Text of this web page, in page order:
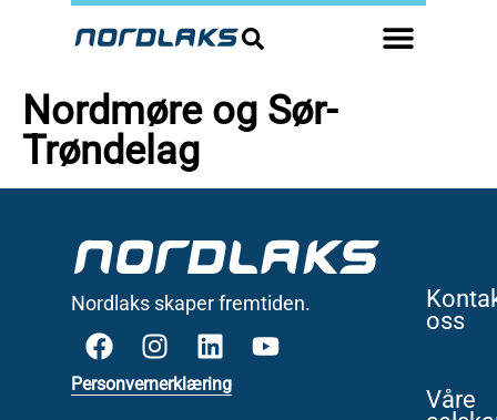
Nordmøre og Sør-
Trøndelag
Nordlaks skaper fremtiden.
Personvernerklæring
oss
Våre